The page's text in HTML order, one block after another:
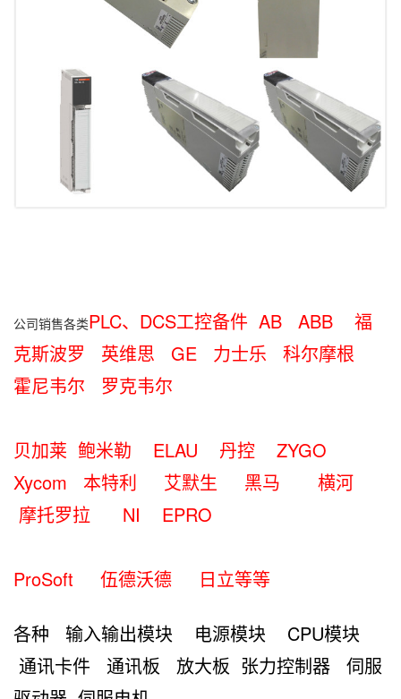
公司销售各类PLC、DCS工控备件 AB ABB 福
克斯波罗 英维思 GE 力士乐 科尔摩根
霍尼韦尔 罗克韦尔
贝加莱 鲍米勒 ELAU 丹控 ZYGO
Xycom 本特利 艾默生 黑马 横河
摩托罗拉 NI EPRO
ProSoft 伍德沃德 日立等等
各种 输入输出模块 电源模块 CPU模块
通讯卡件 通讯板 放大板 张力控制器 伺服